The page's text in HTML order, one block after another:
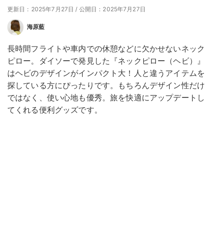
更新日：2025年7月27日 / 公開日：2025年7月27日
海原藍
長時間フライトや車内での休憩などに欠かせないネック
ピロー。ダイソーで発見した『ネックピロー（ヘビ）』
はヘビのデザインがインパクト大！人と違うアイテムを
探している方にぴったりです。もちろんデザイン性だけ
ではなく、使い心地も優秀。旅を快適にアップデートし
てくれる便利グッズです。